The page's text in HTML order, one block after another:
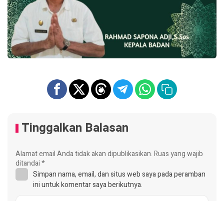
Tinggalkan Balasan
Alamat email Anda tidak akan dipublikasikan.Ruas yang wajib
ditandai*
Simpan nama, email, dan situs web saya pada peramban
ini untuk komentar saya berikutnya.